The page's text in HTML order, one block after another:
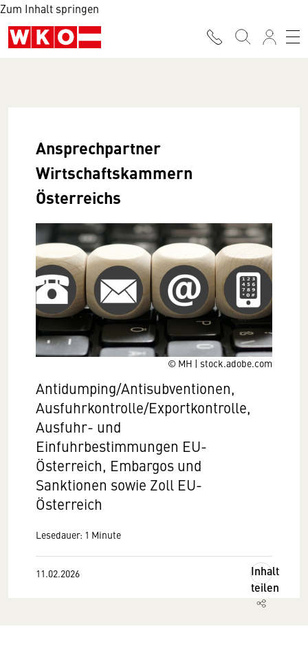
Zum Inhalt springen
© MH | stock.adobe.com
Ansprechpartner
Wirtschaftskammern
Österreichs
Antidumping/Antisubventionen,
Ausfuhrkontrolle/Exportkontrolle,
Ausfuhr- und
Einfuhrbestimmungen EU-
Österreich, Embargos und
Sanktionen sowie Zoll EU-
Österreich
Lesedauer: 1 Minute
11.02.2026
Inhalt
teilen